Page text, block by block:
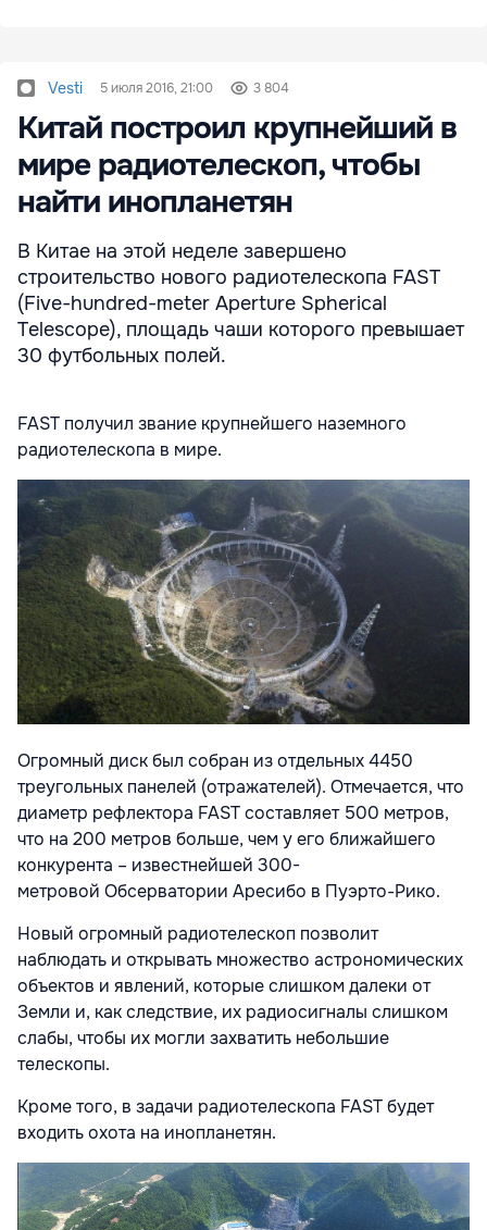
Vesti 5 июля 2016, 21:00 3 804
Китай построил крупнейший в
мире радиотелескоп, чтобы
найти инопланетян
В Китае на этой неделе завершено
строительство нового радиотелескопа FAST
(Five-hundred-meter Aperture Spherical
Telescope), площадь чаши которого превышает
30 футбольных полей.
FAST получил звание крупнейшего наземного
радиотелескопа в мире.
Огромный диск был собран из отдельных 4450
треугольных панелей (отражателей). Отмечается, что
диаметр рефлектора FAST составляет 500 метров,
что на 200 метров больше, чем у его ближайшего
конкурента – известнейшей 300-
метровой Обсерватории Аресибо в Пуэрто-Рико.
Новый огромный радиотелескоп позволит
наблюдать и открывать множество астрономических
объектов и явлений, которые слишком далеки от
Земли и, как следствие, их радиосигналы слишком
слабы, чтобы их могли захватить небольшие
телескопы.
Кроме того, в задачи радиотелескопа FAST будет
входить охота на инопланетян.